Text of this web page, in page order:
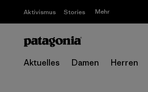
Aktivismus Stories Mehr
Aktuelles Damen Herren